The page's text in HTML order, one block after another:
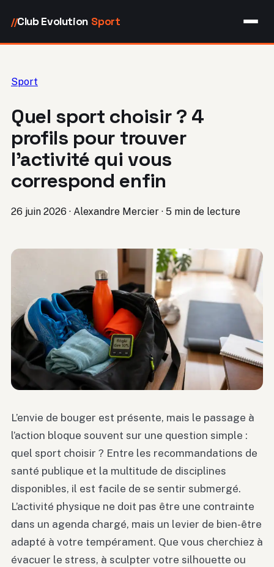
//Club Evolution Sport
Sport
Quel sport choisir ? 4
profils pour trouver
l’activité qui vous
correspond enfin
26 juin 2026 · Alexandre Mercier · 5 min de lecture
L’envie de bouger est présente, mais le passage à
l’action bloque souvent sur une question simple :
quel sport choisir ? Entre les recommandations de
santé publique et la multitude de disciplines
disponibles, il est facile de se sentir submergé.
L’activité physique ne doit pas être une contrainte
dans un agenda chargé, mais un levier de bien-être
adapté à votre tempérament. Que vous cherchiez à
évacuer le stress, à sculpter votre silhouette ou